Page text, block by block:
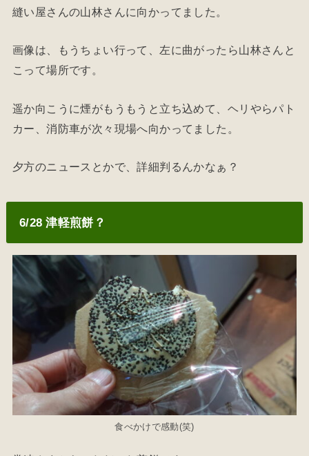
縫い屋さんの山林さんに向かってました。
画像は、もうちょい行って、左に曲がったら山林さんと
こって場所です。
遥か向こうに煙がもうもうと立ち込めて、ヘリやらパト
カー、消防車が次々現場へ向かってました。
夕方のニュースとかで、詳細判るんかなぁ？
6/28 津軽煎餅？
食べかけで感動(笑)